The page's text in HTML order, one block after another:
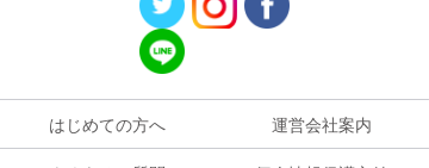
はじめての方へ 運営会社案内